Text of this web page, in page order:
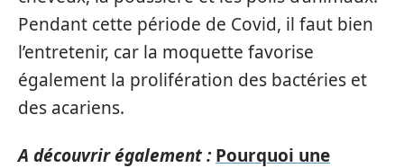
Pendant cette période de Covid, il faut bien
l’entretenir, car la moquette favorise
également la prolifération des bactéries et
des acariens.
A découvrir également : Pourquoi une